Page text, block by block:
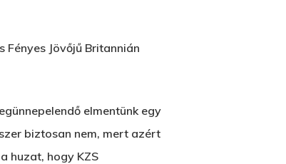
Jövőjű Britannián
elmentünk egy
biztosan nem, mert azért
huzat, hogy KZS